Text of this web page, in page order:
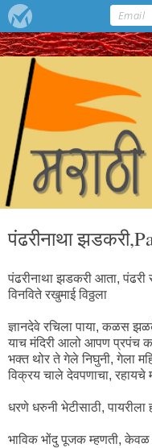
पंढरीनाथा
पंढरीनाथा झडकरी आता, पंढरी
विनविते रखुमाई विठ्ठला
ज्ञानदेवे रचिला पाया, कळस
याच मंदिरी आलो आपण प्रपंच
भक्त थोर ते गेले निघुनी, गेला
विक्रय चाले देवपणाचा,
धरणे धरुनी भेटीसाठी, पायरीला
भाविक भोंदु पूजक म्हणती,